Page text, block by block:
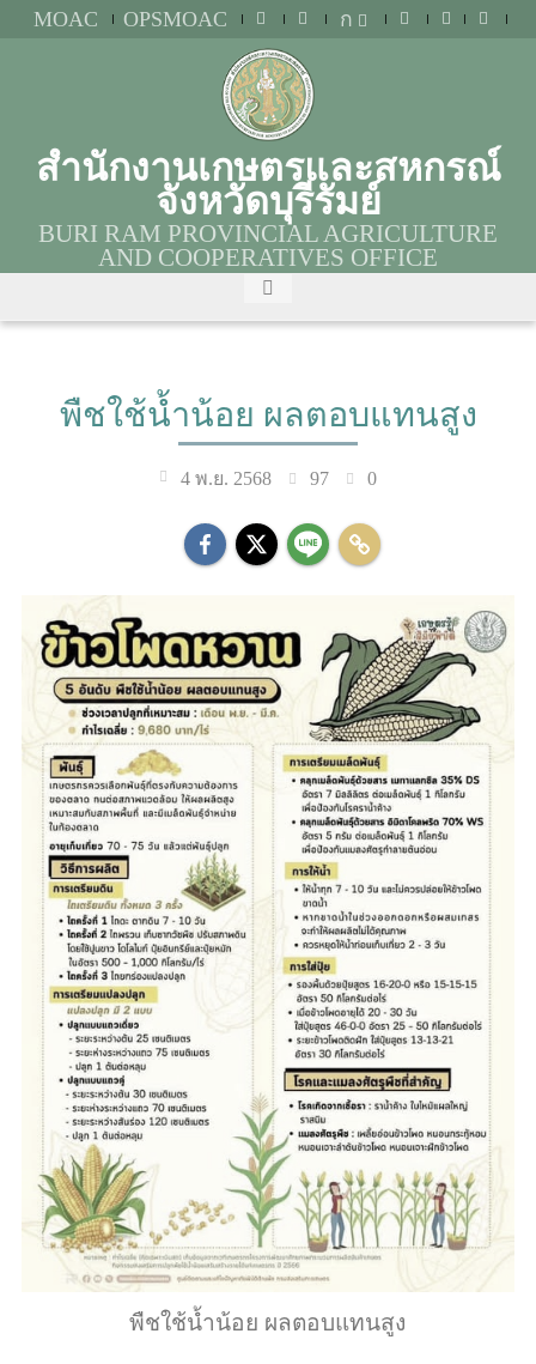
MOAC OPSMOAC ก
สำนักงานเกษตรและสหกรณ์
จังหวัดบุรีรัมย์
BURI RAM PROVINCIAL AGRICULTURE
AND COOPERATIVES OFFICE
พืชใช้น้ำน้อย ผลตอบแทนสูง
4 พ.ย. 2568 97 0
พืชใช้น้ำน้อย ผลตอบแทนสูง